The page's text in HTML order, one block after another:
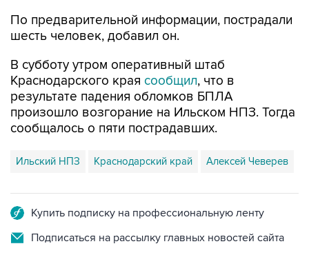
По предварительной информации, пострадали
шесть человек, добавил он.
В субботу утром оперативный штаб
Краснодарского края сообщил, что в
результате падения обломков БПЛА
произошло возгорание на Ильском НПЗ. Тогда
сообщалось о пяти пострадавших.
Ильский НПЗ Краснодарский край Алексей Чеверев
Купить подписку на профессиональную ленту
Подписаться на рассылку главных новостей сайта